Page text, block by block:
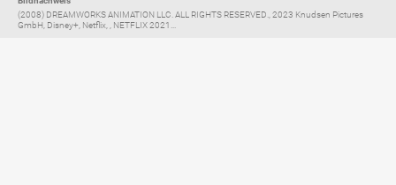
(2008) DREAMWORKS ANIMATION LLC. ALL RIGHTS RESERVED., 2023 Knudsen Pictures
GmbH, Disney+, Netflix, , NETFLIX 2021...